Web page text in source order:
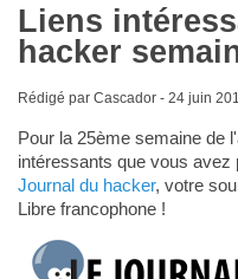
Liens
hacker
Rédigé par Cascador - 24 juin
Pour la 25ème semaine de
intéressants que vous
Journal du hacker, votre
Libre francophone !